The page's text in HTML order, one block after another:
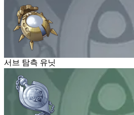
서브 탐측 유닛